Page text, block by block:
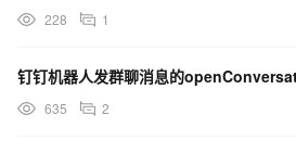
228 1
钉钉机器人发群聊消息的
635 2